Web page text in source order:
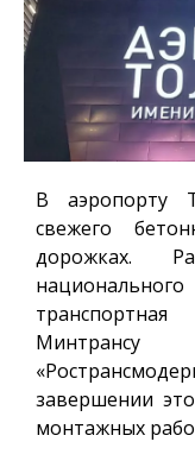
В аэропорту
свежего
дорожках.
завершении
монтажных